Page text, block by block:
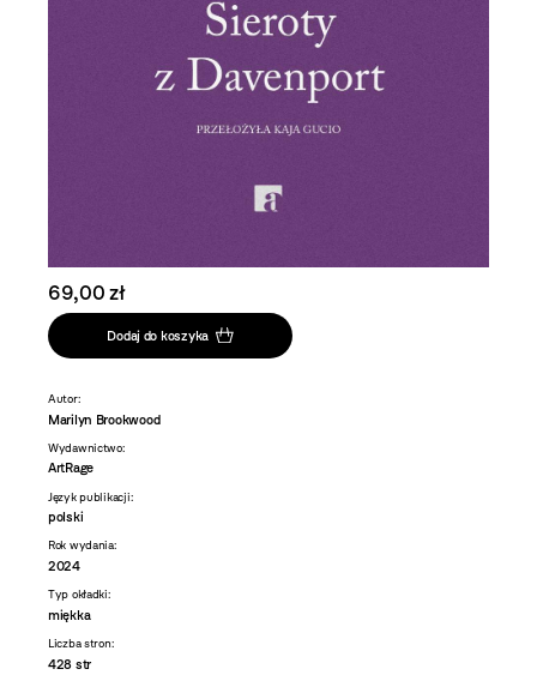
69,00 zł
Dodaj do koszyka
Autor:
Marilyn Brookwood
Wydawnictwo:
ArtRage
Język publikacji:
polski
Rok wydania:
2024
Typ okładki:
miękka
Liczba stron:
428 str